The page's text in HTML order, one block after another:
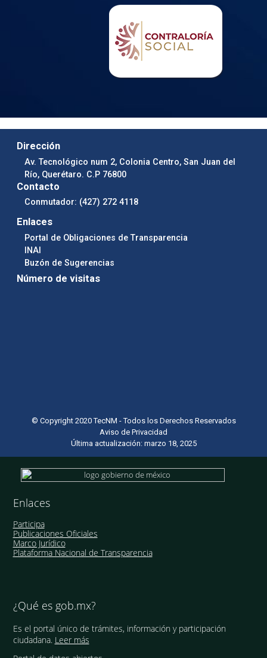
Dirección
Av. Tecnológico num 2, Colonia Centro, San Juan del
Río, Querétaro. C.P 76800
Contacto
Conmutador: (427) 272 4118
Enlaces
Portal de Obligaciones de Transparencia
INAI
Buzón de Sugerencias
Número de visitas
© Copyright 2020 TecNM - Todos los Derechos Reservados
Aviso de Privacidad
Última actualización: marzo 18, 2025
Enlaces
Participa
Publicaciones Oficiales
Marco Jurídico
Plataforma Nacional de Transparencia
¿Qué es gob.mx?
Es el portal único de trámites, información y participación
ciudadana. Leer más